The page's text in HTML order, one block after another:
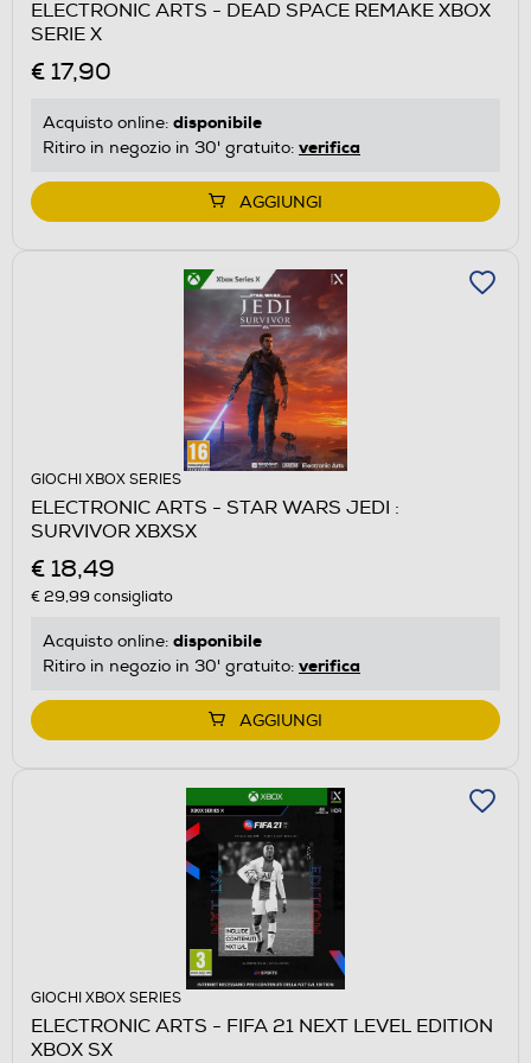
ELECTRONIC ARTS - DEAD SPACE REMAKE XBOX
SERIE X
€ 17,90
Acquisto online: disponibile
Ritiro in negozio in 30' gratuito: verifica
AGGIUNGI
GIOCHI XBOX SERIES
ELECTRONIC ARTS - STAR WARS JEDI :
SURVIVOR XBXSX
€ 18,49
€ 29,99 consigliato
Acquisto online: disponibile
Ritiro in negozio in 30' gratuito: verifica
AGGIUNGI
GIOCHI XBOX SERIES
ELECTRONIC ARTS - FIFA 21 NEXT LEVEL EDITION
XBOX SX